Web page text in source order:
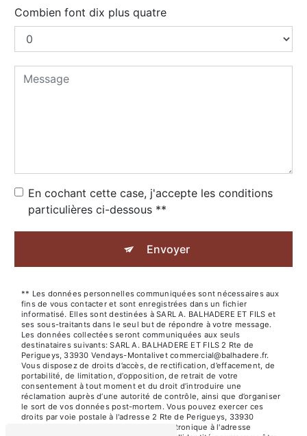
Combien font dix plus quatre
En cochant cette case, j'accepte les conditions
particulières ci-dessous **
Envoyer
** Les données personnelles communiquées sont nécessaires aux
fins de vous contacter et sont enregistrées dans un fichier
informatisé. Elles sont destinées à SARL A. BALHADERE ET FILS et
ses sous-traitants dans le seul but de répondre à votre message.
Les données collectées seront communiquées aux seuls
destinataires suivants: SARL A. BALHADERE ET FILS 2 Rte de
Perigueys, 33930 Vendays-Montalivet commercial@balhadere.fr.
Vous disposez de droits d’accès, de rectification, d’effacement, de
portabilité, de limitation, d’opposition, de retrait de votre
consentement à tout moment et du droit d’introduire une
réclamation auprès d’une autorité de contrôle, ainsi que d’organiser
le sort de vos données post-mortem. Vous pouvez exercer ces
droits par voie postale à l'adresse 2 Rte de Perigueys, 33930
Vendays-Montalivet ou par courrier électronique à l'adresse